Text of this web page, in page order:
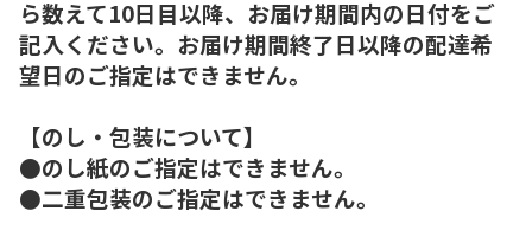
ら数えて10日目以降、お届け期間内の日付をご
記入ください。お届け期間終了日以降の配達希
望日のご指定はできません。
【のし・包装について】
●のし紙のご指定はできません。
●二重包装のご指定はできません。